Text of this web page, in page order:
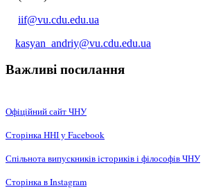
iif@vu.cdu.edu.ua
kasyan_andriy@vu.cdu.edu.ua
Важливі посилання
Офіційний сайт ЧНУ
Сторінка ННІ у Facebook
Спільнота випускників істориків і філософів ЧНУ
Сторінка в Instagram